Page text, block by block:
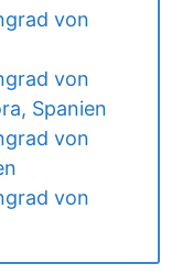
von
von
Spanien
von
von